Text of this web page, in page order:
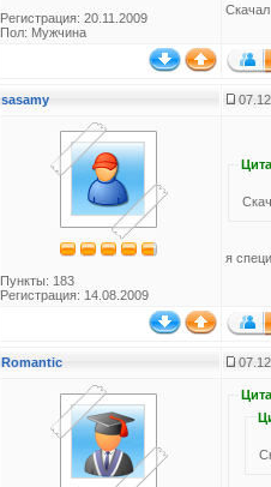
Регистрация: 20.11.2009
Пол: Мужчина
Скачал
sasamy
Пункты: 183
Регистрация: 14.08.2009
я
Romantic